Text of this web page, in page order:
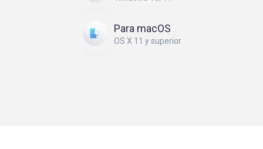
Para macOS
OS X 11 y superior